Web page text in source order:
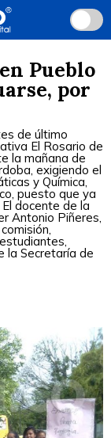
Pueblo
por
de último
El Rosario de
la mañana de
exigiendo el
y Química,
puesto que ya
docente de la
Antonio Piñeres,
la Secretaría de